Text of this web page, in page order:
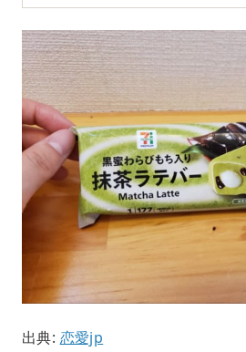
出典: 恋愛jp